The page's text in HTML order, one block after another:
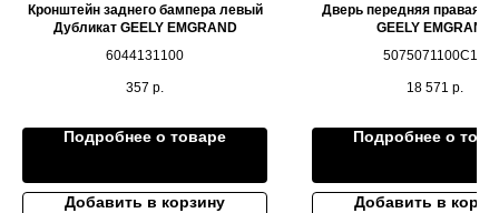
Кронштейн заднего бампера левый
Дубликат GEELY EMGRAND
6044131100
357 р.
Подробнее о товаре
Добавить в корзину
Дверь передняя правая
GEELY EMGRAND
5075071100C15
18 571 р.
Подробнее о
Добавить в